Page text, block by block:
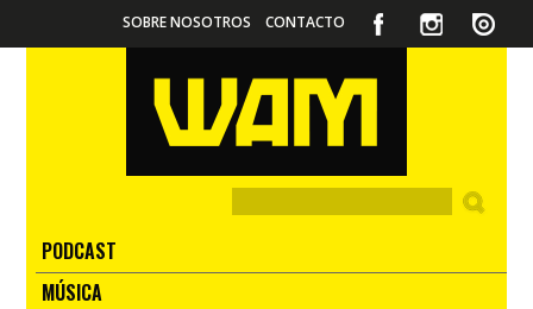
SOBRE NOSOTROS CONTACTO
PODCAST
MÚSICA